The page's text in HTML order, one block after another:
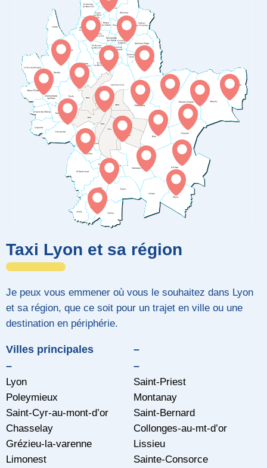
Taxi Lyon et sa région
Je peux vous emmener où vous le souhaitez dans Lyon
et sa région, que ce soit pour un trajet en ville ou une
destination en périphérie.
Villes principales
–
–
–
Lyon
Saint-Priest
Poleymieux
Montanay
Saint-Cyr-au-mont-d’or
Saint-Bernard
Chasselay
Collonges-au-mt-d’or
Grézieu-la-varenne
Lissieu
Limonest
Sainte-Consorce